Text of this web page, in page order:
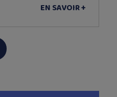
EN SAVOIR +